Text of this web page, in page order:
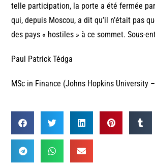
telle participation, la porte a été fermée
qui, depuis Moscou, a dit qu’il n’était pas
des pays « hostiles » à ce sommet. Sous-
Paul Patrick Tédga
MSc in Finance (Johns Hopkins University